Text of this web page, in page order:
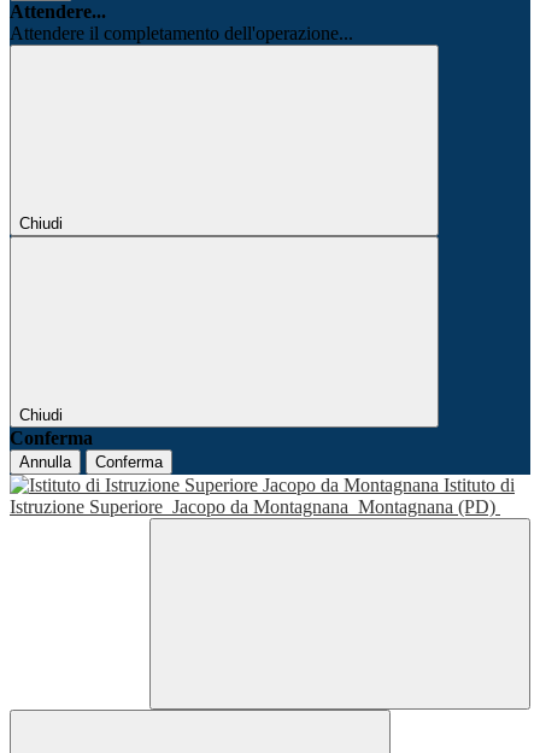
Attendere...
Attendere il completamento dell'operazione...
Chiudi
Chiudi
Conferma
Annulla Conferma
Istituto di
Istruzione Superiore Jacopo da Montagnana Montagnana (PD)